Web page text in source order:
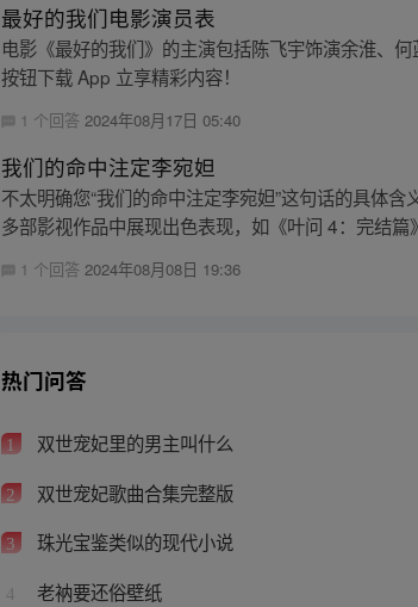
最好的我们电影演员表
电影《最好的我们》的主演包括陈飞宇饰演余淮、
按钮下载 App 立享精彩内容！
1 个回答 2024年08月17日 05:40
我们的命中注定李宛妲
不太明确您“我们的命中注定李宛妲”这句话的具体
多部影视作品中展现出色表现，如《叶问 4：完结篇
1 个回答 2024年08月08日 19:36
热门问答
1 双世宠妃里的男主叫什么
2 双世宠妃歌曲合集完整版
3 珠光宝鉴类似的现代小说
4 老衲要还俗壁纸